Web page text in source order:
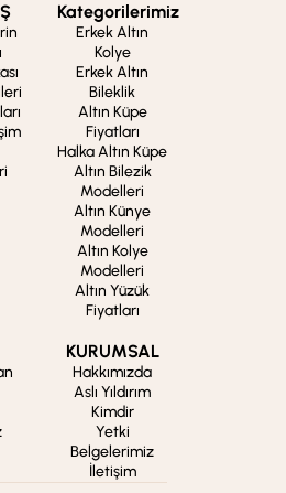
Kategorilerimiz
Erkek Altın
Kolye
Erkek Altın
Bileklik
Altın Küpe
Fiyatları
Halka Altın Küpe
Altın Bilezik
Modelleri
Altın Künye
Modelleri
Altın Kolye
Modelleri
Altın Yüzük
Fiyatları
KURUMSAL
Hakkımızda
Aslı Yıldırım
Kimdir
Yetki
Belgelerimiz
İletişim